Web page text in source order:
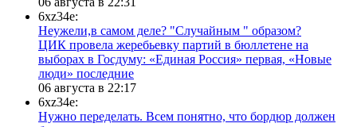
6xz34e:
Неужели,в самом деле? "Случайным " образом?
ЦИК провела жеребьевку партий в бюллетене на
выборах в Госдуму: «Единая Россия» первая, «Новые
люди» последние
06 августа в 22:17
6xz34e:
Нужно переделать. Всем понятно, что бордюр должен